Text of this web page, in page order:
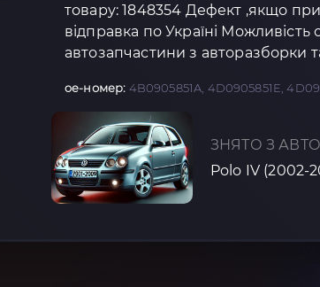
товару: 1848354 Дефект ,якщо
відправка по Україні
автозапчастини з авторазборки
oe-номер: 4B0905851A, 4D0905851E,
ЗНЯТО З
Polo IV (2002-